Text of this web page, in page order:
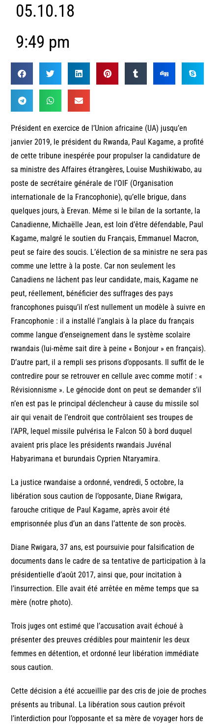
05.10.18
9:49 pm
Président en exercice de l’Union africaine (UA) jusqu’en
janvier 2019, le président du Rwanda, Paul Kagame, a profité
de cette tribune inespérée pour propulser la candidature de
sa ministre des Affaires étrangères, Louise Mushikiwabo, au
poste de secrétaire générale de l’OIF (Organisation
internationale de la Francophonie), qu’elle brigue, dans
quelques jours, à Erevan. Même si le bilan de la sortante, la
Canadienne, Michaëlle Jean, est loin d’être défendable, Paul
Kagame, malgré le soutien du Français, Emmanuel Macron,
peut se faire des soucis. L’élection de sa ministre ne sera pas
comme une lettre à la poste. Car non seulement les
Canadiens ne lâchent pas leur candidate, mais, Kagame ne
peut, réellement, bénéficier des suffrages des pays
francophones puisqu’il n’est nullement un modèle à suivre en
Francophonie : il a installé l’anglais à la place du français
comme langue d’enseignement dans le système scolaire
rwandais (lui-même sait dire à peine « Bonjour » en français).
D’autre part, il a rempli ses prisons d’opposants. Il suffit de le
contredire pour se retrouver en cellule avec comme motif : «
Révisionnisme ». Le génocide dont on peut se demander s’il
n’en est pas le principal déclencheur à cause du missile sol
air qui venait de l’endroit que contrôlaient ses troupes de
l’APR, lequel missile pulvérisa le Falcon 50 à bord duquel
avaient pris place les présidents rwandais Juvénal
Habyarimana et burundais Cyprien Ntaryamira.
La justice rwandaise a ordonné, vendredi, 5 octobre, la
libération sous caution de l’opposante, Diane Rwigara,
farouche critique de Paul Kagame, après avoir été
emprisonnée plus d’un an dans l’attente de son procès.
Diane Rwigara, 37 ans, est poursuivie pour falsification de
documents dans le cadre de sa tentative de participation à la
présidentielle d’août 2017, ainsi que, pour incitation à
l’insurrection. Elle avait été arrêtée en même temps que sa
mère (notre photo).
Trois juges ont estimé que l’accusation avait échoué à
présenter des preuves crédibles pour maintenir les deux
femmes en détention, et ordonné leur libération immédiate
sous caution.
Cette décision a été accueillie par des cris de joie de proches
présents au tribunal. La libération sous caution prévoit
l’interdiction pour l’opposante et sa mère de voyager hors de